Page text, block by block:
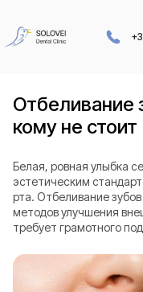
Отбеливание
кому не
Белая, ровная улыбка
эстетическим
рта. Отбеливание
методов улучшения
требует грамотного